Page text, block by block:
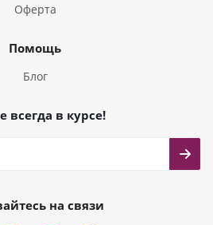
Оферта
Помощь
Блог
всегда в курсе!
на связи